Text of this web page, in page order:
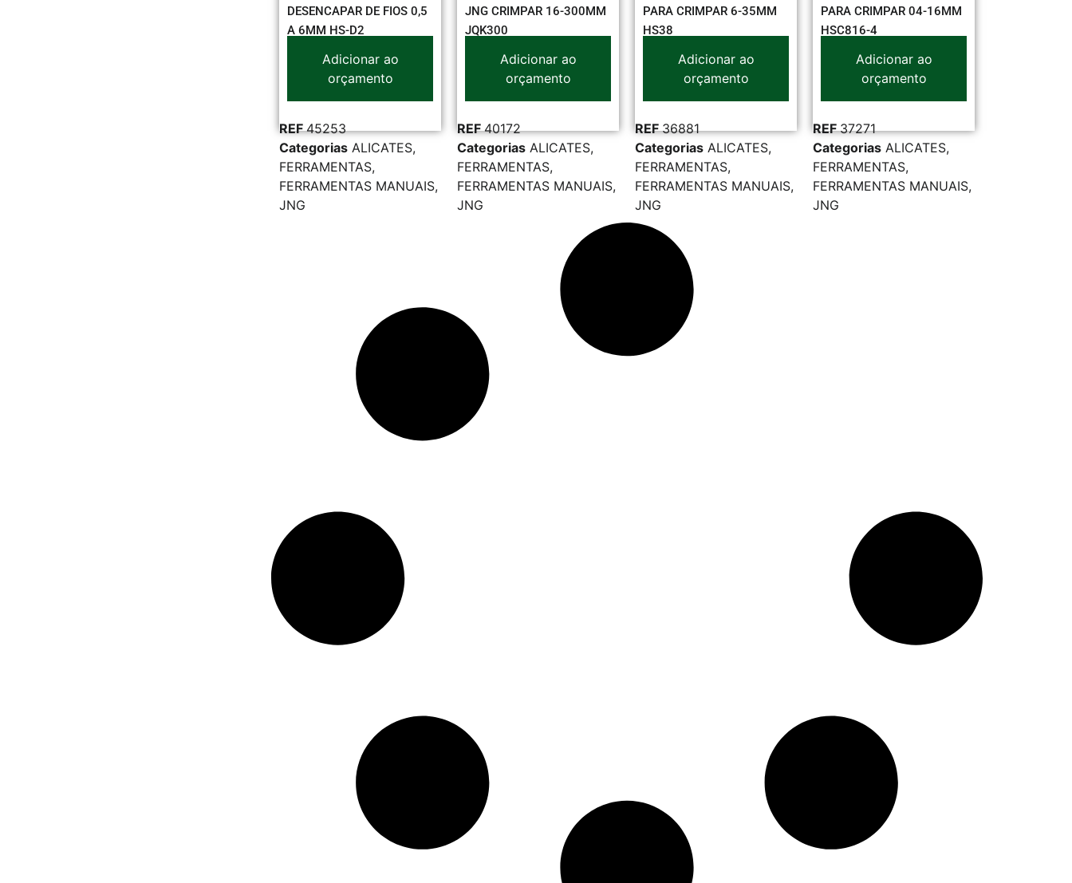
DESENCAPAR DE FIOS 0,5
A 6MM HS-D2
Adicionar ao
orçamento
REF45253
Categorias ALICATES,
FERRAMENTAS,
FERRAMENTAS MANUAIS,
JNG
JNG CRIMPAR 16-300MM
JQK300
Adicionar ao
orçamento
REF40172
Categorias ALICATES,
FERRAMENTAS,
FERRAMENTAS MANUAIS,
JNG
PARA CRIMPAR 6-35MM
HS38
Adicionar ao
orçamento
REF36881
Categorias ALICATES,
FERRAMENTAS,
FERRAMENTAS MANUAIS,
JNG
PARA CRIMPAR 04-16MM
HSC816-4
Adicionar ao
orçamento
REF37271
Categorias ALICATES,
FERRAMENTAS,
FERRAMENTAS MANUAIS,
JNG